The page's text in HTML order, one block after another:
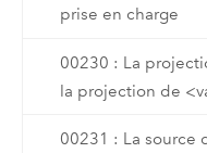
prise en charge
00230 : La
la projection de
00231 : La source